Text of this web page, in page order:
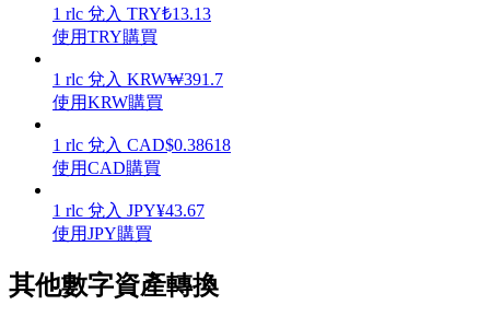
使您的資產穩定增值
1 rlc 兌入 TRY₺13.13
使用TRY購買
1 rlc 兌入 KRW₩391.7
使用KRW購買
1 rlc 兌入 CAD$0.38618
使用CAD購買
1 rlc 兌入 JPY¥43.67
使用JPY購買
其他數字資產轉換